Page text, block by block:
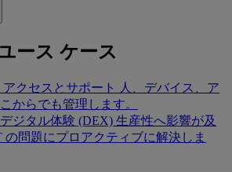
ース ケース
アクセスとサポート
人、デバイス、ア
からでも管理します。
ジタル体験 (DEX) 生産性へ影響が及
の問題にプロアクティブに解決しま